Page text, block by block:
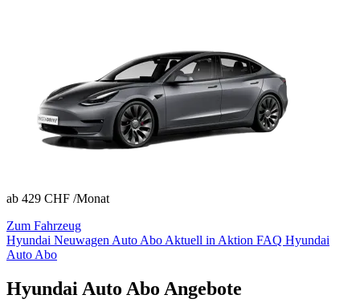
ab 429 CHF /Monat
Zum Fahrzeug
Hyundai Neuwagen Auto AboAktuell in Aktion FAQ Hyundai
Auto Abo
Hyundai Auto Abo Angebote